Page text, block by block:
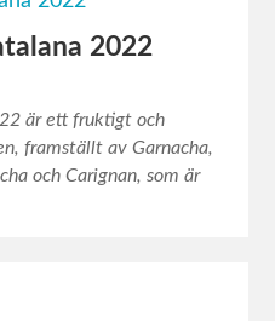
2022
är ett fruktigt och
framställt av Garnacha,
och Carignan, som är